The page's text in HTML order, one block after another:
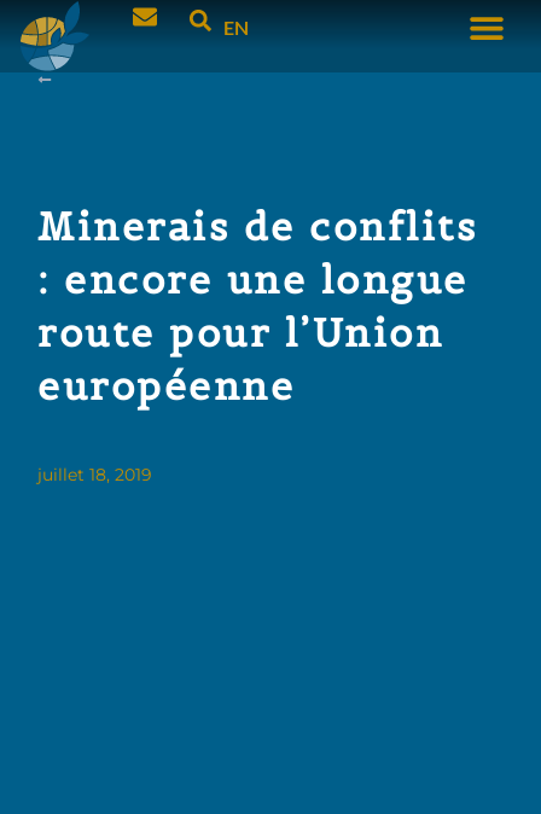
EN
Minerais de conflits
: encore une longue
route pour l’Union
européenne
juillet 18, 2019